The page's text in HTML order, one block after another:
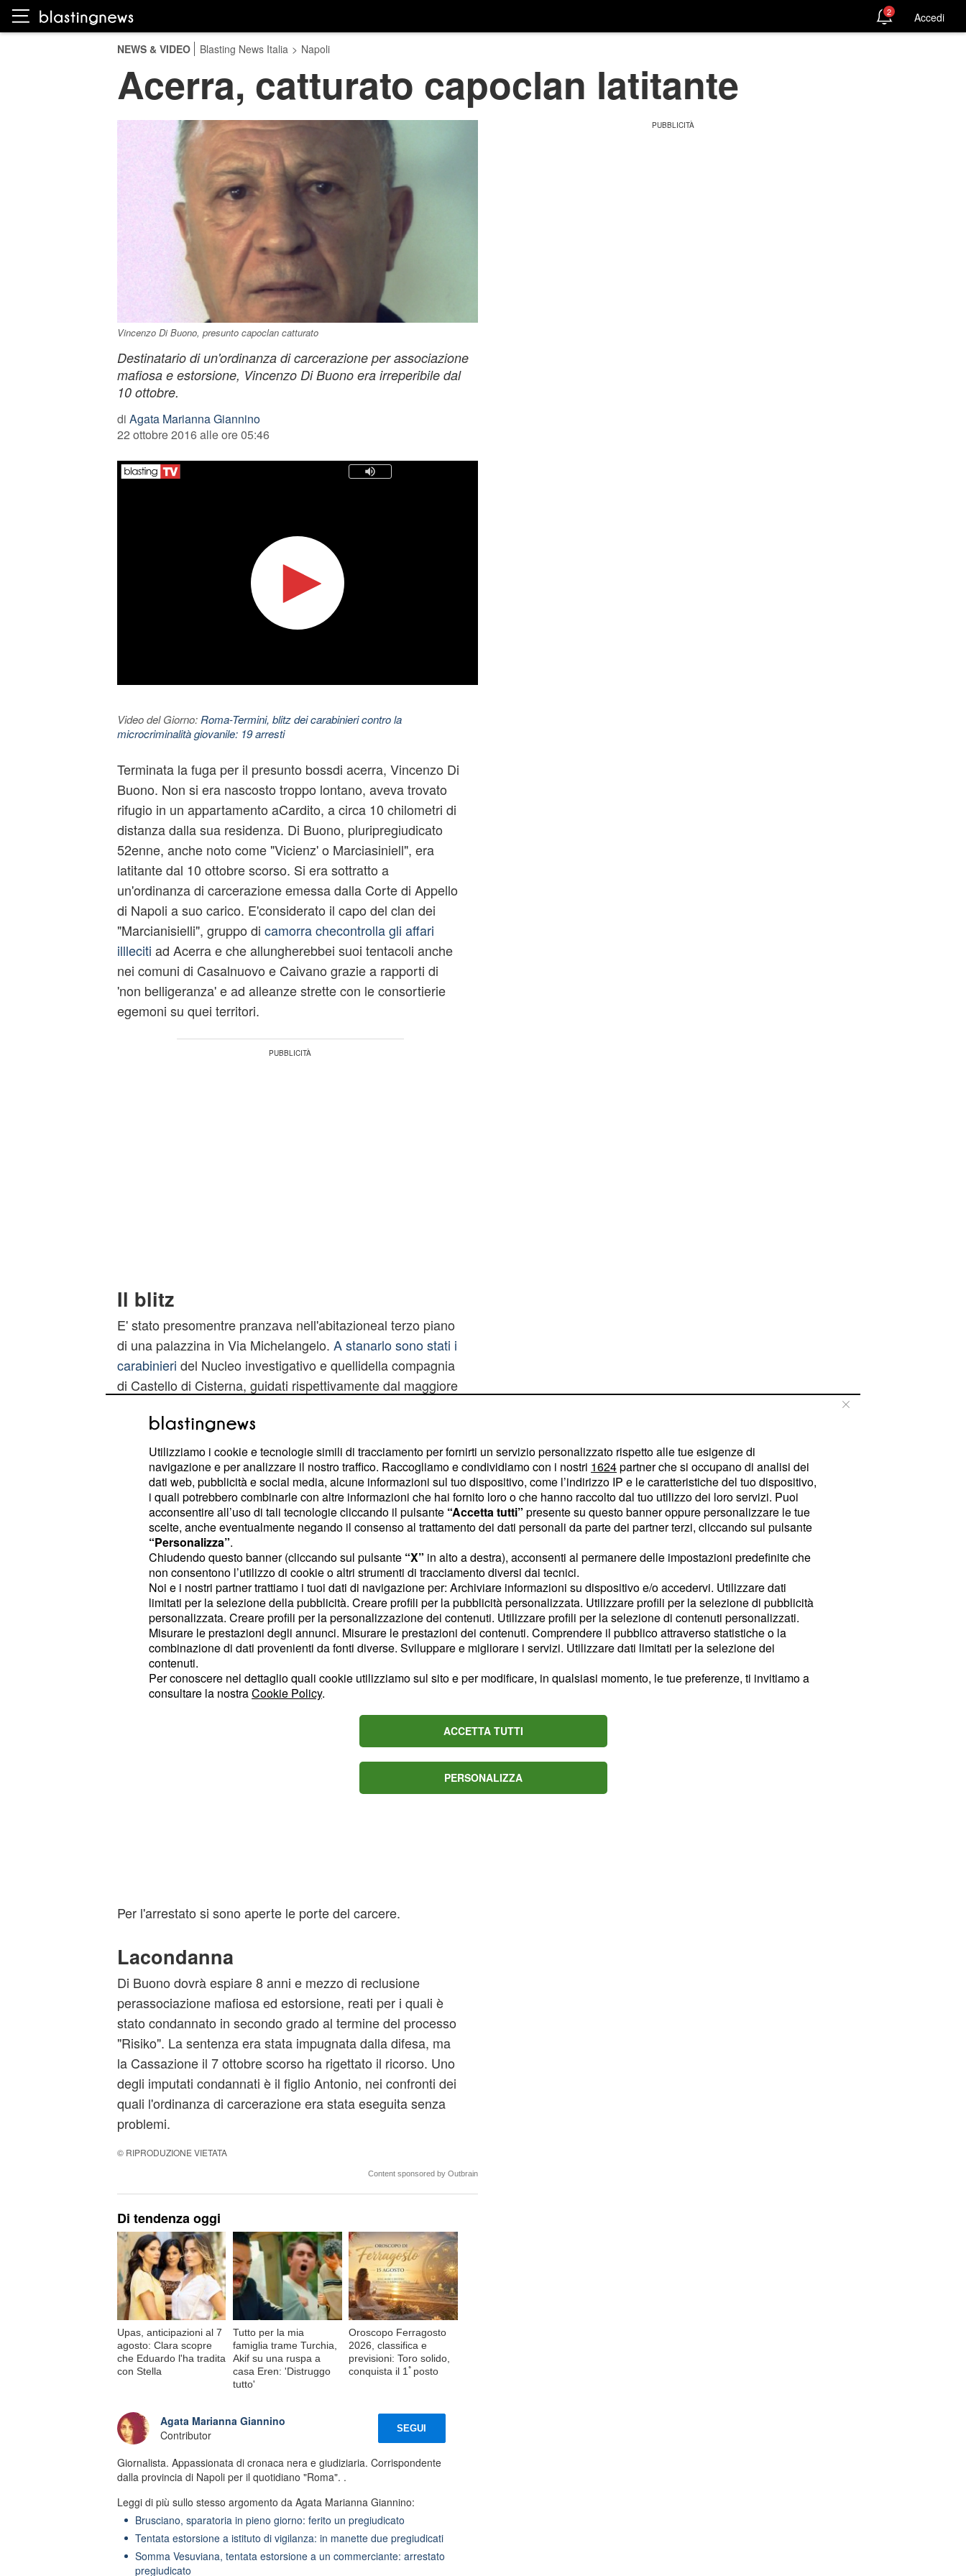
2 Accedi
NEWS & VIDEO Blasting News Italia > Napoli
Acerra, catturato capoclan latitante
Vincenzo Di Buono, presunto capoclan catturato
Destinatario di un'ordinanza di carcerazione per associazione
mafiosa e estorsione, Vincenzo Di Buono era irreperibile dal
10 ottobre.
di Agata Marianna Giannino
22 ottobre 2016 alle ore 05:46
Video del Giorno: Roma-Termini, blitz dei carabinieri contro la
microcriminalità giovanile: 19 arresti
Terminata la fuga per il presunto bossdi acerra, Vincenzo Di
Buono. Non si era nascosto troppo lontano, aveva trovato
rifugio in un appartamento aCardito, a circa 10 chilometri di
distanza dalla sua residenza. Di Buono, pluripregiudicato
52enne, anche noto come "Vicienz' o Marciasiniell", era
latitantedal 10 ottobre scorso. Si era sottratto a
un'ordinanza di carcerazione emessa dalla Corte di Appello
di Napoli a suo carico. E'considerato il capo del clan dei
"Marcianisielli", gruppo di camorra checontrolla gli affari
illleciti ad Acerra e che allungherebbei suoi tentacoli anche
nei comuni di Casalnuovo e Caivano grazie a rapporti di
'non belligeranza' e ad alleanze strette con le consortierie
egemoni su quei territori.
Il blitz
E' stato presomentre pranzava nell'abitazioneal terzo piano
di una palazzina in Via Michelangelo. A stanarlo sono stati i
carabinieri del Nucleo investigativo e quellidella compagnia
di Castello di Cisterna, guidati rispettivamente dal maggiore
è scattato al termine di controlli mirati predisposti per
individuare il fuggitivo. Nell'operazione è stato impiegato
anche un elicottero, per il quale è stata richiesta la
collaborazione di unequipaggio dell’Elinucleo di
Pontecagnano. Il velivoloche sorvolava la zona e le
numerose gazzelle impiegate per acciuffare il latitante
hanno attirato l'attenzione dei curiosi. Al momento
dell'incursione dei carabinieri diversi curiosi si sono accalcati
all'esterno dello stabile dove, nel frattempo, Di Buono si
stava consegnando ai 'catturandi' dell'Arma, senza opporre
resistenza.
Per l'arrestato si sono aperte le porte del carcere.
Lacondanna
Di Buono dovrà espiare 8 anni e mezzo di reclusione
perassociazione mafiosa ed estorsione, reati per i quali è
stato condannato in secondo grado al termine del processo
"Risiko". La sentenza era stata impugnata dalla difesa, ma
la Cassazione il 7 ottobre scorso ha rigettato il ricorso. Uno
degli imputati condannati è il figlio Antonio, nei confronti dei
quali l'ordinanza di carcerazione era stata eseguita senza
problemi.
© RIPRODUZIONE VIETATA
Content sponsored by Outbrain
Di tendenza oggi
Upas, anticipazioni al 7
agosto: Clara scopre
che Eduardo l'ha tradita
con Stella
Tutto per la mia
famiglia trame Turchia,
Akif su una ruspa a
casa Eren: 'Distruggo
tutto'
Oroscopo Ferragosto
2026, classifica e
previsioni: Toro solido,
conquista il 1ﾟposto
Agata Marianna Giannino
Contributor
SEGUI
Giornalista. Appassionata di cronaca nera e giudiziaria. Corrispondente
dalla provincia di Napoli per il quotidiano "Roma". .
Leggi di più sullo stesso argomento da Agata Marianna Giannino:
Brusciano, sparatoria in pieno giorno: ferito un pregiudicato
Tentata estorsione a istituto di vigilanza: in manette due pregiudicati
Somma Vesuviana, tentata estorsione a un commerciante: arrestato
pregiudicato
Utilizziamo i cookie e tecnologie simili di tracciamento per fornirti un servizio personalizzato rispetto alle tue esigenze di
navigazione e per analizzare il nostro traffico. Raccogliamo e condividiamo con i nostri 1624partner che si occupano di analisi dei
dati web, pubblicità e social media, alcune informazioni sul tuo dispositivo, come l’indirizzo IP e le caratteristiche del tuo dispositivo,
i quali potrebbero combinarle con altre informazioni che hai fornito loro o che hanno raccolto dal tuo utilizzo dei loro servizi. Puoi
acconsentire all’uso di tali tecnologie cliccando il pulsante “Accetta tutti” presente su questo banner oppure personalizzare le tue
scelte, anche eventualmente negando il consenso al trattamento dei dati personali da parte dei partner terzi, cliccando sul pulsante
“Personalizza”.
Chiudendo questo banner (cliccando sul pulsante “X” in alto a destra), acconsenti al permanere delle impostazioni predefinite che
non consentono l’utilizzo di cookie o altri strumenti di tracciamento diversi dai tecnici.
Noi e i nostri partner trattiamo i tuoi dati di navigazione per: Archiviare informazioni su dispositivo e/o accedervi. Utilizzare dati
limitati per la selezione della pubblicità. Creare profili per la pubblicità personalizzata. Utilizzare profili per la selezione di pubblicità
personalizzata. Creare profili per la personalizzazione dei contenuti. Utilizzare profili per la selezione di contenuti personalizzati.
Misurare le prestazioni degli annunci. Misurare le prestazioni dei contenuti. Comprendere il pubblico attraverso statistiche o la
combinazione di dati provenienti da fonti diverse. Sviluppare e migliorare i servizi. Utilizzare dati limitati per la selezione dei
contenuti.
Per conoscere nel dettaglio quali cookie utilizziamo sul sito e per modificare, in qualsiasi momento, le tue preferenze, ti invitiamo a
consultare la nostraCookie Policy.
ACCETTA TUTTI
PERSONALIZZA